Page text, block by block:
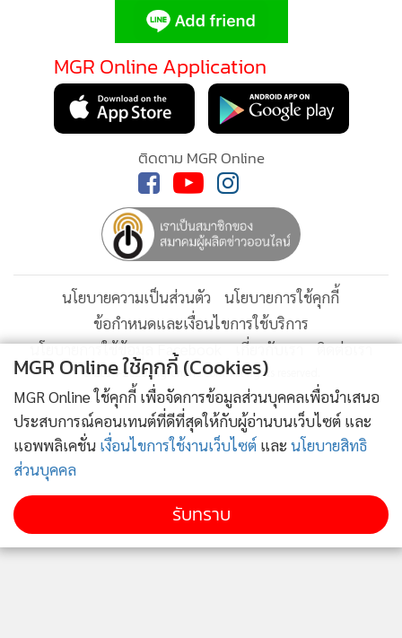
ผมเองก็ใช่ว่าจะเชื่ออะไรง่ายๆ แต่ผมมีข้อมูลให้ตรวจสอบได้ทั้ง
จากเอกสาร และจากการสอบถามจากผู้ที่ได้ติดตั้งแล้ว
ผมลองคิดให้ต่ำๆ หน่อย คือ สมมติว่าติดตั้งในประเทศไทยขนาด
10 กิโลวัตต์ ลงทุนทั้งหมด 6 แสนบาท (ความจริงไม่ควรเกิน 5
แสนบาท) ผลิตไฟฟ้าได้ปีละ 13,500 หน่วย ในช่วงเวลา 20 ปี
(แทนที่จะเป็น15,000 หน่วย และนาน 25 ปีตามที่อ้างกัน) รวม
ทั้งโครงการสามารถผลิตไฟฟ้าได้ 270,000 หน่วย ดังนั้น ต้นทุน
เฉลี่ยตลอดโครงการ 2.22 บาทต่อหน่วยเท่านั้น
ถ้านำเงินลงทุน 2.22 บาทไปฝากธนาคารด้วยอัตราดอกเบี้ยทบ
ต้น 2.0% ต่อปี เมื่อครบ 20 ปี ก็จะได้เงินรวม 3.30 บาท ต่ำกว่า
ค่าไฟฟ้าที่เราจ่ายในปีนี้เสียอีก สิ่งที่ผมพยายามจะบอกก็คือ การ
ติดโซลาร์เซลล์เพื่อผลิตไฟฟ้าใช้เองให้ผลตอบแทนสูงกว่านำเงิน
ไปฝากธนาคาร หรือเปลี่ยนหลังคาบ้านเป็นธนาคาร
คราวนี้มาดูราคารับซื้อไฟฟ้าของการไฟฟ้าฝ่ายผลิตแห่ง
ประเทศไทย (กฟผ.) กันบ้าง จากข้อมูลล่าสุด ทาง กฟผ.รับซื้อ
จากเอกชนที่ผลิตจากถ่านหินในราคา 2.69 บาทต่อหน่วย (ซึ่งน่า
จะมีแนวโน้มที่สูงขึ้นกว่านี้อีกในอนาคต) และรับซื้อจากโซลาร์
ฟาร์ม (แสงอาทิตย์ขนาดใหญ่) ที่ 5.66 บาทต่อหน่วยจนถึง 6.85
MGR Online Application
ติดตาม MGR Online
นโยบายความเป็นส่วนตัว
นโยบายการใช้คุกกี้
ข้อกำหนดและเงื่อนไขการใช้บริการ
นโยบายการใช้ข้อมูล Facebook
เกี่ยวกับเรา ติดต่อเรา
© 2014-2026 mgronline.com. All rights reserved.
MGR Online ใช้คุกกี้ (Cookies)
MGR Online ใช้คุกกี้ เพื่อจัดการข้อมูลส่วนบุคคลเพื่อนำเสนอ
ประสบการณ์คอนเทนต์ที่ดีที่สุดให้กับผู้อ่านบนเว็บไซต์ และ
แอพพลิเคชั่น เงื่อนไขการใช้งานเว็บไซต์ และ นโยบายสิทธิ
ส่วนบุคคล
รับทราบ